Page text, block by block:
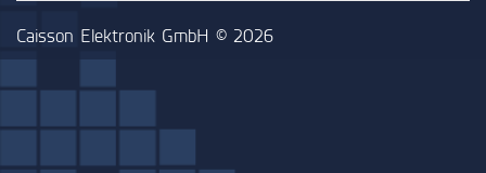
Caisson Elektronik GmbH © 2026